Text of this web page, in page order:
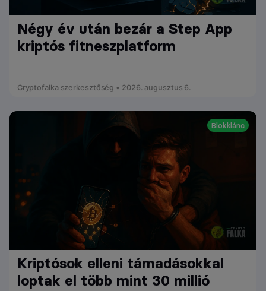
Négy év után bezár a Step App
kriptós fitneszplatform
Cryptofalka szerkesztőség • 2026. augusztus 6.
Blokklánc
Kriptósok elleni támadásokkal
loptak el több mint 30 millió